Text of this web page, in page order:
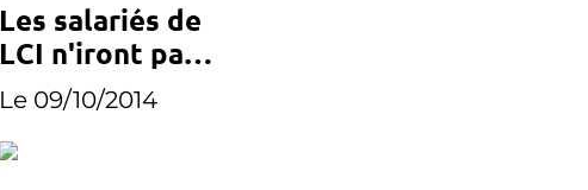
Les salariés de
LCI n'iront pas
sur i-TELE
Le 09/10/2014